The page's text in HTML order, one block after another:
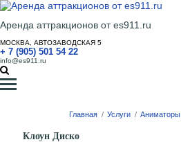
Аренда аттракционов от es911.ru
МОСКВА, АВТОЗАВОДСКАЯ 5
+ 7 (905) 501 54 22
info@es911.ru
Главная / Услуги / Аниматоры
Клоун Диско